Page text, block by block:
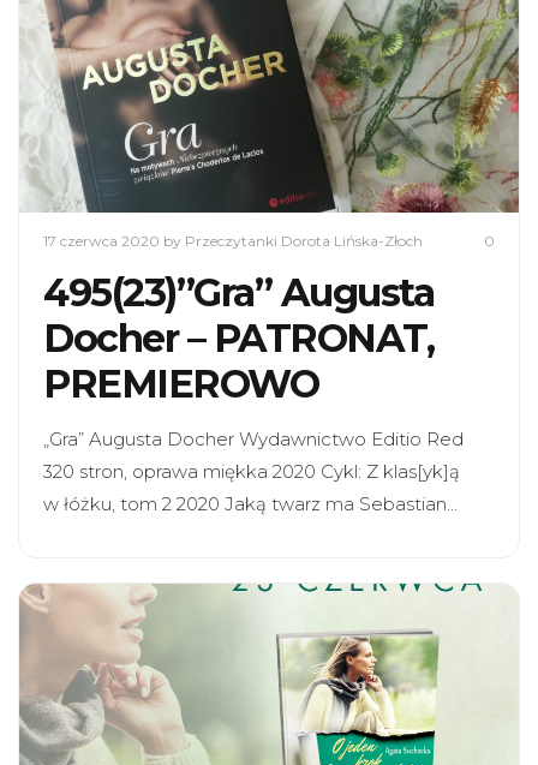
17 czerwca 2020 by Przeczytanki Dorota Lińska-Złoch 0
495(23)”Gra” Augusta
Docher – PATRONAT,
PREMIEROWO
„Gra” Augusta Docher Wydawnictwo Editio Red
320 stron, oprawa miękka 2020 Cykl: Z klas[yk]ą
w łóżku, tom 2 2020 Jaką twarz ma Sebastian…